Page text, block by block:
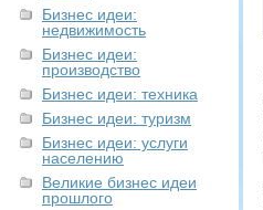
Бизнес идеи:
недвижимость
Бизнес идеи:
производство
Бизнес идеи: техника
Бизнес идеи: туризм
Бизнес идеи: услуги
населению
Великие бизнес идеи
прошлого